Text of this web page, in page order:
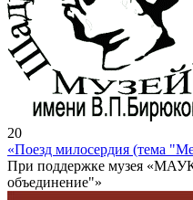
20
«Поезд милосердия (тема
При поддержке музея
объединение"»